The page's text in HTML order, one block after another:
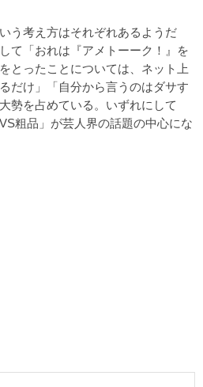
う考え方はそれぞれあるようだ
て「おれは『アメトーーク！』を
とったことについては、ネット上
だけ」「自分から言うのはダサす
勢を占めている。いずれにして
粗品」が芸人界の話題の中心にな